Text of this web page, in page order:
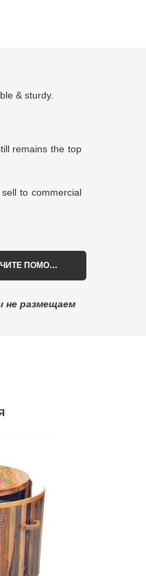
& sturdy.
remains the top
to commercial
не размещаем